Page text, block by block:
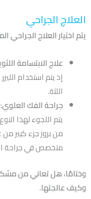
العلاج الجراحي
يتم اختيار العلاج
علاج الابتسامة
إذ يتم استخدام
اللثة.
جراحة الفك العلوي:
يتم اللجوء لهذا
من بروز جزء كبير
متخصص في جراحة
وختامًا، هل تعاني من
وكيف عالجتها.